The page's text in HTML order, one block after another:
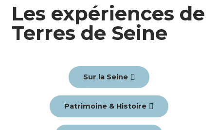
Les expériences de
Terres de Seine
Sur la Seine
Patrimoine & Histoire